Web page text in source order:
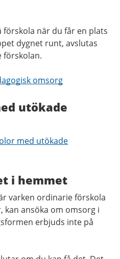
när du får en plats
dygnet runt, avslutas
förskolan.
omsorg
utökade
med utökade
i hemmet
varken ordinarie förskola
ansöka om omsorg i
erbjuds inte på